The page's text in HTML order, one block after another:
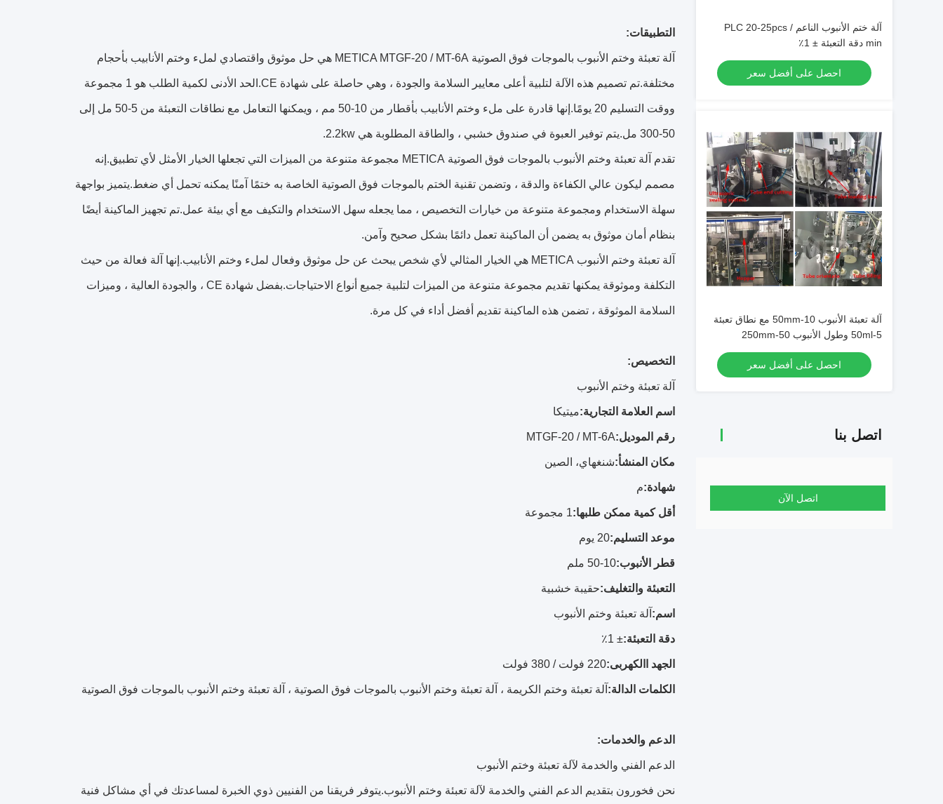
آلة ختم الأنبوب الناعم PLC 20-25pcs /
min دقة التعبئة ± 1٪
احصل على أفضل سعر
آلة تعبئة الأنبوب 10-50mm مع نطاق تعبئة
5-50ml وطول الأنبوب 50-250mm
احصل على أفضل سعر
اتصل بنا
اتصل الآن
التطبيقات:
آلة تعبئة وختم الأنبوب بالموجات فوق الصوتية METICA MTGF-20 / MT-6A هي حل موثوق واقتصادي لملء وختم الأنابيب بأحجام
مختلفة.تم تصميم هذه الآلة لتلبية أعلى معايير السلامة والجودة ، وهي حاصلة على شهادة CE.الحد الأدنى لكمية الطلب هو 1 مجموعة
ووقت التسليم 20 يومًا.إنها قادرة على ملء وختم الأنابيب بأقطار من 10-50 مم ، ويمكنها التعامل مع نطاقات التعبئة من 5-50 مل إلى
50-300 مل.يتم توفير العبوة في صندوق خشبي ، والطاقة المطلوبة هي 2.2kw.
تقدم آلة تعبئة وختم الأنبوب بالموجات فوق الصوتية METICA مجموعة متنوعة من الميزات التي تجعلها الخيار الأمثل لأي تطبيق.إنه
مصمم ليكون عالي الكفاءة والدقة ، وتضمن تقنية الختم بالموجات فوق الصوتية الخاصة به ختمًا آمنًا يمكنه تحمل أي ضغط.يتميز بواجهة
سهلة الاستخدام ومجموعة متنوعة من خيارات التخصيص ، مما يجعله سهل الاستخدام والتكيف مع أي بيئة عمل.تم تجهيز الماكينة أيضًا
بنظام أمان موثوق به يضمن أن الماكينة تعمل دائمًا بشكل صحيح وآمن.
آلة تعبئة وختم الأنبوب METICA هي الخيار المثالي لأي شخص يبحث عن حل موثوق وفعال لملء وختم الأنابيب.إنها آلة فعالة من حيث
التكلفة وموثوقة يمكنها تقديم مجموعة متنوعة من الميزات لتلبية جميع أنواع الاحتياجات.بفضل شهادة CE ، والجودة العالية ، وميزات
السلامة الموثوقة ، تضمن هذه الماكينة تقديم أفضل أداء في كل مرة.
التخصيص:
آلة تعبئة وختم الأنبوب
اسم العلامة التجارية:ميتيكا
رقم الموديل:MTGF-20 / MT-6A
مكان المنشأ:شنغهاي، الصين
شهادة:م
أقل كمية ممكن طلبها:1 مجموعة
موعد التسليم:20 يوم
قطر الأنبوب:10-50 ملم
التعبئة والتغليف:حقيبة خشبية
اسم: آلة تعبئة وختم الأنبوب
دقة التعبئة:± 1٪
الجهد االكهربى:220 فولت / 380 فولت
الكلمات الدالة: آلة تعبئة وختم الكريمة ، آلة تعبئة وختم الأنبوب بالموجات فوق الصوتية ، آلة تعبئة وختم الأنبوب بالموجات فوق الصوتية
الدعم والخدمات:
الدعم الفني والخدمة لآلة تعبئة وختم الأنبوب
نحن فخورون بتقديم الدعم الفني والخدمة لآلة تعبئة وختم الأنبوب.يتوفر فريقنا من الفنيين ذوي الخبرة لمساعدتك في أي مشاكل فنية